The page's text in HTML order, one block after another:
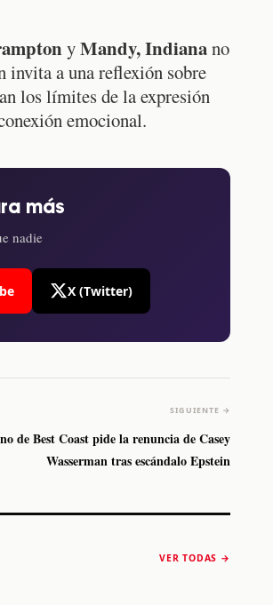
yMandy, Indianano
invita a una reflexión sobre
los límites de la expresión
emocional.
más
nadie
X (Twitter)
SIGUIENTE →
de Best Coast pide la renuncia de Casey
Wasserman tras escándalo Epstein
VER TODAS →